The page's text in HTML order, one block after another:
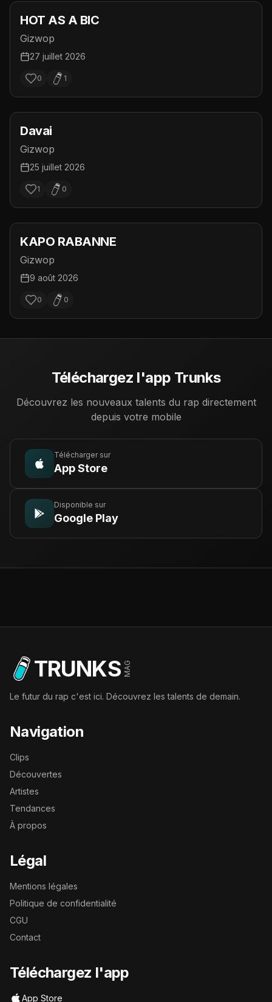
HOT AS A BIC
Gizwop
27 juillet 2026
0 1
Davai
Gizwop
25 juillet 2026
1 0
KAPO RABANNE
Gizwop
9 août 2026
0 0
Téléchargez l'app Trunks
Découvrez les nouveaux talents du rap directement
depuis votre mobile
Télécharger sur
App Store
Disponible sur
Google Play
TRUNKS MAG
Le futur du rap c'est ici. Découvrez les talents de demain.
Navigation
Clips
Découvertes
Artistes
Tendances
À propos
Légal
Mentions légales
Politique de confidentialité
CGU
Contact
Téléchargez l'app
App Store